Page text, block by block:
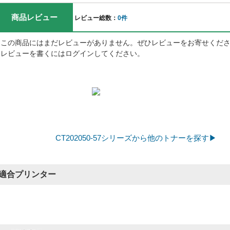
商品レビュー レビュー総数： 0件
この商品にはまだレビューがありません。ぜひレビューをお寄せくだ
レビューを書くにはログインしてください。
CT202050-57シリーズから他のトナーを探す▶
合プリンター